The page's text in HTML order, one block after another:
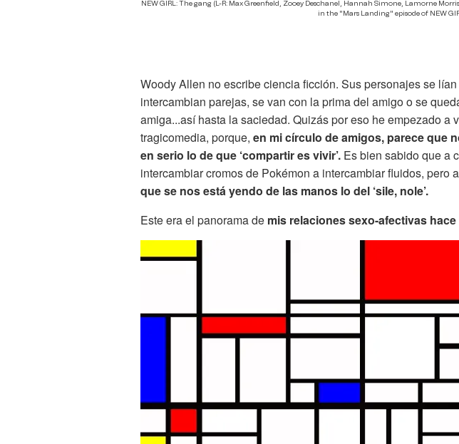
NEW GIRL: The gang (L-R: Max Greenfield, Zooey Deschanel, Hannah Simone, Lamorne
in the "Mars Landing" episode of NEW
Woody Allen no escribe ciencia ficción. Sus personajes se
intercambian parejas, se van con la prima del amigo o se
amiga...así hasta la saciedad. Quizás por eso he empezado a
tragicomedia, porque, en mi círculo de amigos, parece que
en serio lo de que ‘compartir es vivir’. Es bien sabido que a
intercambiar cromos de Pokémon a intercambiar fluidos, pero
que se nos está yendo de las manos lo del ‘sile, nole’.
Este era el panorama de mis relaciones sexo-afectivas